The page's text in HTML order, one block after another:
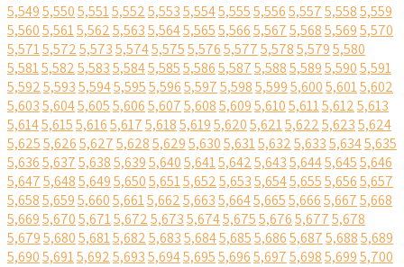
5,5495,5505,5515,5525,5535,5545,5555,5565,5575,5585,559
5,5605,5615,5625,5635,5645,5655,5665,5675,5685,5695,570
5,5715,5725,5735,5745,5755,5765,5775,5785,5795,580
5,5815,5825,5835,5845,5855,5865,5875,5885,5895,5905,591
5,5925,5935,5945,5955,5965,5975,5985,5995,6005,6015,602
5,6035,6045,6055,6065,6075,6085,6095,6105,6115,6125,613
5,6145,6155,6165,6175,6185,6195,6205,6215,6225,6235,624
5,6255,6265,6275,6285,6295,6305,6315,6325,6335,6345,635
5,6365,6375,6385,6395,6405,6415,6425,6435,6445,6455,646
5,6475,6485,6495,6505,6515,6525,6535,6545,6555,6565,657
5,6585,6595,6605,6615,6625,6635,6645,6655,6665,6675,668
5,6695,6705,6715,6725,6735,6745,6755,6765,6775,678
5,6795,6805,6815,6825,6835,6845,6855,6865,6875,6885,689
5,6905,6915,6925,6935,6945,6955,6965,6975,6985,6995,700